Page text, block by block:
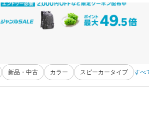
新品・中古 カラー スピーカータイプ すべ